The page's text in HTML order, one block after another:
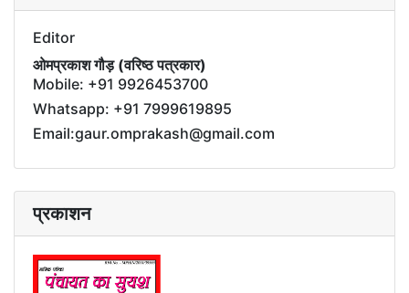
Editor
ओमप्रकाश गौड़ (वरिष्ठ पत्रकार)
Mobile: +91 9926453700
Whatsapp: +91 7999619895
Email:gaur.omprakash@gmail.com
प्रकाशन